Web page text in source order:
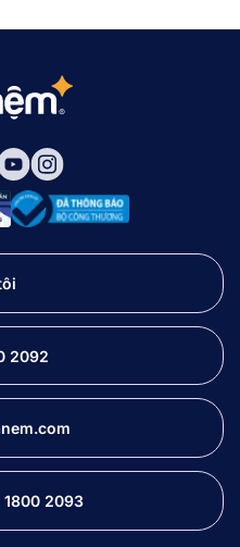
2092
1800 2093